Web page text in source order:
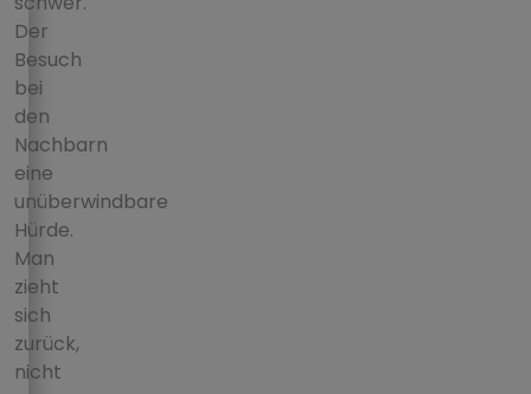
Der
Besuch
bei
den
Nachbarn
eine
unüberwindbare
Hürde.
Man
zieht
sich
zurück,
nicht